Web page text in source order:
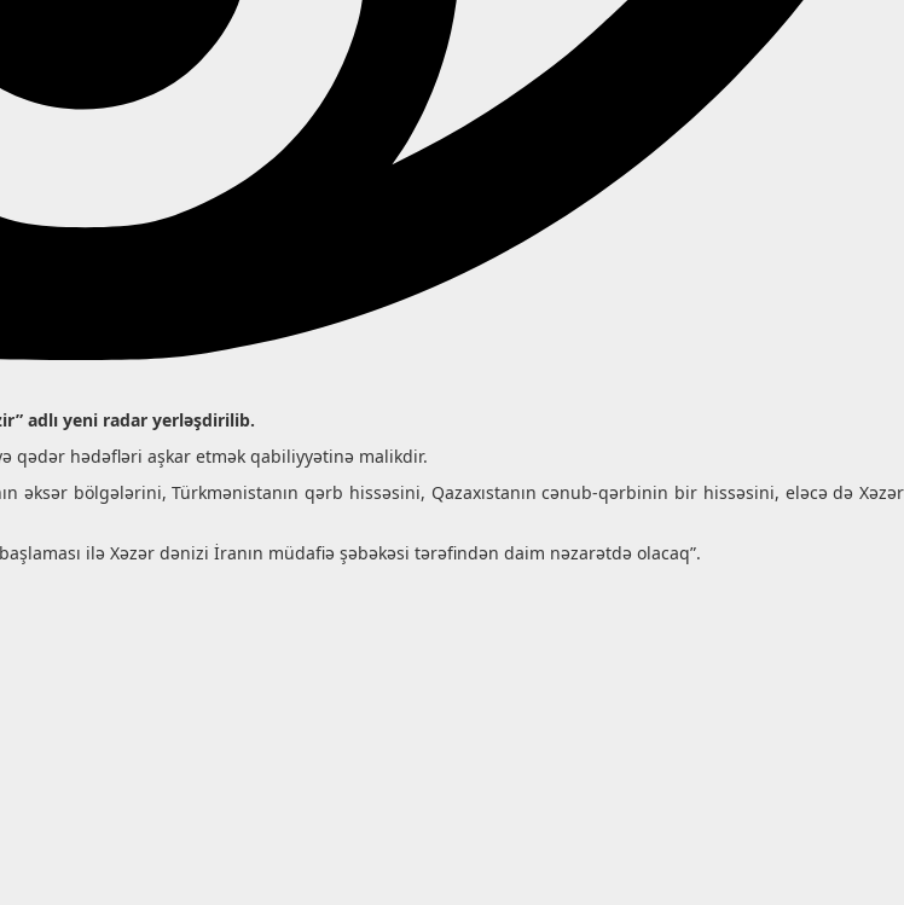
adlı yeni radar yerləşdirilib.
qədər hədəfləri aşkar etmək qabiliyyətinə malikdir.
əksər bölgələrini, Türkmənistanın qərb hissəsini, Qazaxıstanın cənub-qərbinin bir hissəsini, eləcə də Xəzər
ilə Xəzər dənizi İranın müdafiə şəbəkəsi tərəfindən daim nəzarətdə olacaq”.